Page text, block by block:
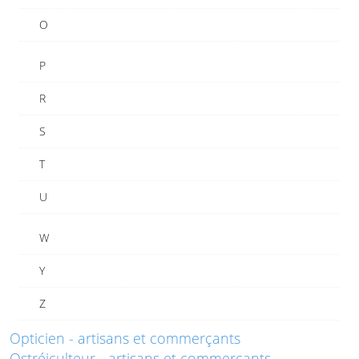
O
P
R
S
T
U
W
Y
Z
Opticien - artisans et commerçants